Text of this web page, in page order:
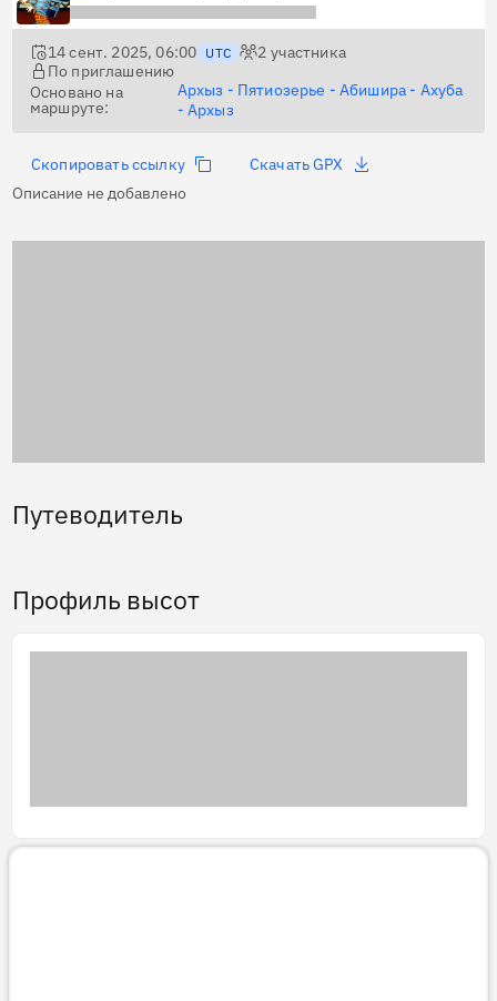
14 сент. 2025, 06:00 UTC 2 участника
По приглашению
Основано на
маршруте:
Архыз - Пятиозерье - Абишира - Ахуба
- Архыз
Скопировать ссылку
Скачать GPX
Описание не добавлено
Путеводитель
Профиль высот